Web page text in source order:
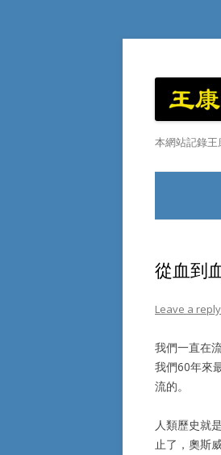
本網站記錄
從血到
Leave a reply
我們一直在
我們60年來
流的。
人類歷史就
止了，奧斯